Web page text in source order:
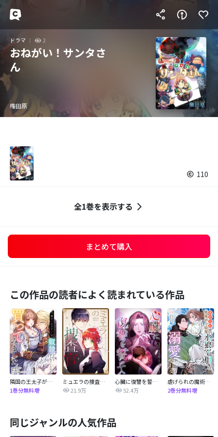
ドラマ 2
おねがい！サンタさ
ん
権田原
110
全1巻を表示する
まとめて購入
この作品の読者によく読まれている作品
隣国の王太子が奴隷として売られていたので買ってみました【単話】
1巻分無料増
ミュエラの捜査官【タテヨミ】
21.9万
心臓に復讐を誓って
52.4万
虐げられの魔術師令嬢は、『氷狼宰相』様に溺愛される【単話】
2巻分無料増
同じジャンルの人気作品